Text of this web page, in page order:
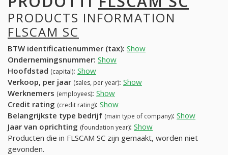
PRODUCTS INFORMATION
FLSCAM SC
BTW identificatienummer (tax): Show
Ondernemingsnummer: Show
Hoofdstad (capital): Show
Verkoop, per jaar (sales, per year): Show
Werknemers (employees): Show
Credit rating (credit rating): Show
Belangrijkste type bedrijf (main type of company): Show
Jaar van oprichting (foundation year): Show
Producten die in FLSCAM SC zijn gemaakt, worden niet
gevonden.